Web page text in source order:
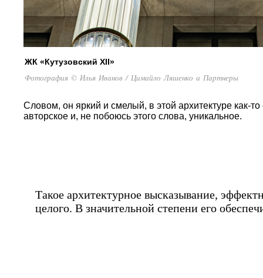
ЖК «Кутузовский XII»
Фотография © Илья Иванов / Цимайло Ляшенко и Партнеры
Словом, он яркий и смелый, в этой архитектуре как-
авторское и, не побоюсь этого слова, уникальное.
Такое архитектурное высказывание,
целого. В значительной степени его